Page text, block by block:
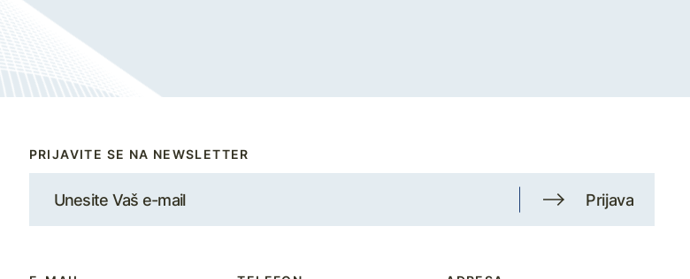
PRIJAVITE SE NA NEWSLETTER
Prijava